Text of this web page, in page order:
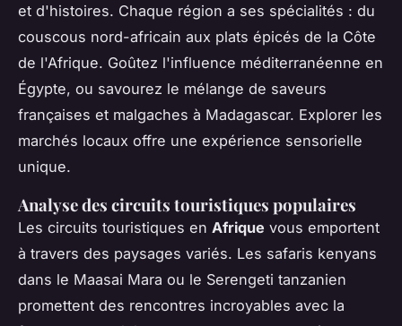
et d'histoires. Chaque région a ses spécialités : du
couscous nord-africain aux plats épicés de la Côte
de l'Afrique. Goûtez l'influence méditerranéenne en
Égypte, ou savourez le mélange de saveurs
françaises et malgaches à Madagascar. Explorer les
marchés locaux offre une expérience sensorielle
unique.
Analyse des circuits touristiques populaires
Les circuits touristiques en Afrique vous emportent
à travers des paysages variés. Les safaris kenyans
dans le Maasai Mara ou le Serengeti tanzanien
promettent des rencontres incroyables avec la